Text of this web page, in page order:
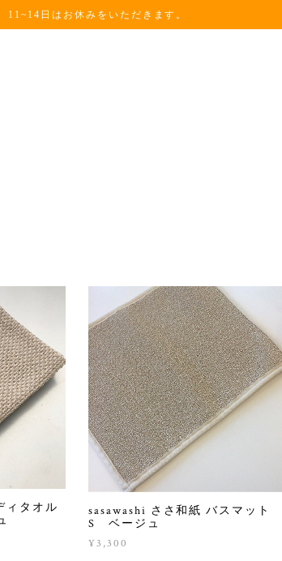
11~14日はお休みをいただきます。
ィタオル
sasawashi ささ和紙 バスマット
S ベージュ
¥3,300